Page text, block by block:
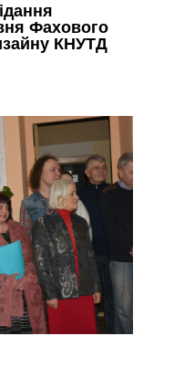
Фахового
КНУТД